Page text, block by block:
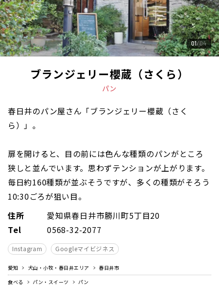
01 04
ブランジェリー櫻蔵（さくら）
パン
春日井のパン屋さん「ブランジェリー櫻蔵（さく
ら）」。
扉を開けると、目の前には色んな種類のパンがところ
狭しと並んでいます。思わずテンションが上がります。
毎日約160種類が並ぶそうですが、多くの種類がそろう
10:30ごろが狙い目。
住所
愛知県春日井市勝川町5丁目20
Tel
0568-32-2077
Instagram Googleマイビジネス
愛知 犬山・小牧・春日井エリア
春日井市
食べる
パン・スイーツ パン